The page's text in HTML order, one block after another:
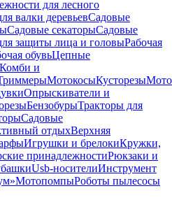
для лесного
валки деревьевСадовые
Садовые секаторыСадовые
защиты лица и головыРабочая
обувьЦепные
Комби и
МотокосыКусторезы
Опрыскиватели и
БензобурыТракторы для
Садовые
отдыхВерхняя
Игрушки и брелокиКружки,
принадлежностиРюкзаки и
Usb-носителиИнструмент
МотопомпыРоботы пылесосы